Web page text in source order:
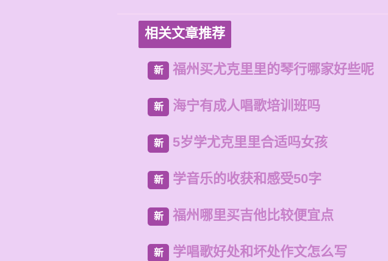
相关文章推荐
新 福州买尤克里里的琴行哪家好些呢
新 海宁有成人唱歌培训班吗
新 5岁学尤克里里合适吗女孩
新 学音乐的收获和感受50字
新 福州哪里买吉他比较便宜点
新 学唱歌好处和坏处作文怎么写